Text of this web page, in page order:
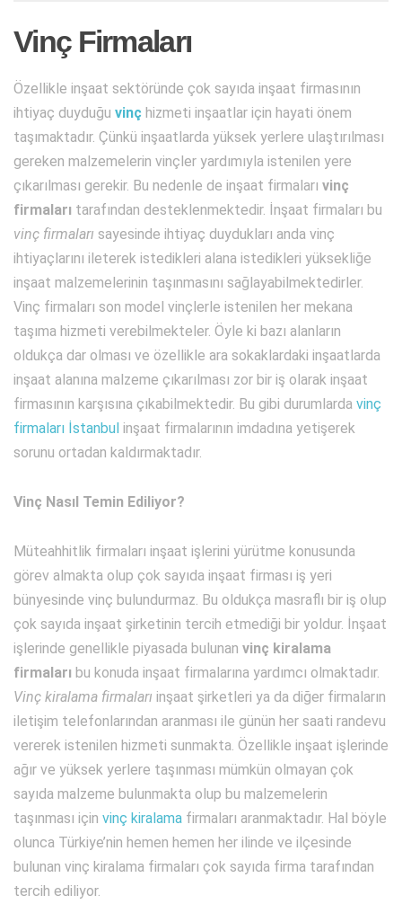
Vinç Firmaları
Özellikle inşaat sektöründe çok sayıda inşaat firmasının
ihtiyaç duyduğu vinç hizmeti inşaatlar için hayati önem
taşımaktadır. Çünkü inşaatlarda yüksek yerlere ulaştırılması
gereken malzemelerin vinçler yardımıyla istenilen yere
çıkarılması gerekir. Bu nedenle de inşaat firmaları vinç
firmaları tarafından desteklenmektedir. İnşaat firmaları bu
vinç firmaları sayesinde ihtiyaç duydukları anda vinç
ihtiyaçlarını ileterek istedikleri alana istedikleri yüksekliğe
inşaat malzemelerinin taşınmasını sağlayabilmektedirler.
Vinç firmaları son model vinçlerle istenilen her mekana
taşıma hizmeti verebilmekteler. Öyle ki bazı alanların
oldukça dar olması ve özellikle ara sokaklardaki inşaatlarda
inşaat alanına malzeme çıkarılması zor bir iş olarak inşaat
firmasının karşısına çıkabilmektedir. Bu gibi durumlarda vinç
firmaları İstanbul inşaat firmalarının imdadına yetişerek
sorunu ortadan kaldırmaktadır.
Vinç Nasıl Temin Ediliyor?
Müteahhitlik firmaları inşaat işlerini yürütme konusunda
görev almakta olup çok sayıda inşaat firması iş yeri
bünyesinde vinç bulundurmaz. Bu oldukça masraflı bir iş olup
çok sayıda inşaat şirketinin tercih etmediği bir yoldur. İnşaat
işlerinde genellikle piyasada bulunan vinç kiralama
firmaları bu konuda inşaat firmalarına yardımcı olmaktadır.
Vinç kiralama firmaları inşaat şirketleri ya da diğer firmaların
iletişim telefonlarından aranması ile günün her saati randevu
vererek istenilen hizmeti sunmakta. Özellikle inşaat işlerinde
ağır ve yüksek yerlere taşınması mümkün olmayan çok
sayıda malzeme bulunmakta olup bu malzemelerin
taşınması için vinç kiralama firmaları aranmaktadır. Hal böyle
olunca Türkiye’nin hemen hemen her ilinde ve ilçesinde
bulunan vinç kiralama firmaları çok sayıda firma tarafından
tercih ediliyor.